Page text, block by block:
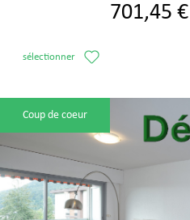
701,45 €
sélectionner
Coup de coeur